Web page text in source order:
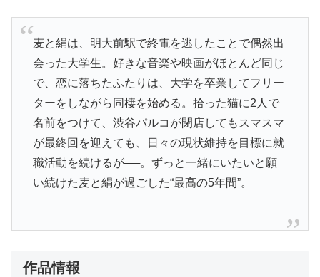
麦と絹は、明大前駅で終電を逃したことで偶然出
会った大学生。好きな音楽や映画がほとんど同じ
で、恋に落ちたふたりは、大学を卒業してフリー
ターをしながら同棲を始める。拾った猫に2人で
名前をつけて、渋谷パルコが閉店してもスマスマ
が最終回を迎えても、日々の現状維持を目標に就
職活動を続けるが──。ずっと一緒にいたいと願
い続けた麦と絹が過ごした“最高の5年間”。
作品情報